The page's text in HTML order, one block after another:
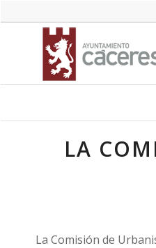
LA
La Comisión de